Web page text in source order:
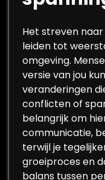
Het streven
leiden tot
omgeving.
versie van jou
veranderingen
conflicten of
belangrijk om
communicatie,
terwijl je
groeiproces en
balans tussen